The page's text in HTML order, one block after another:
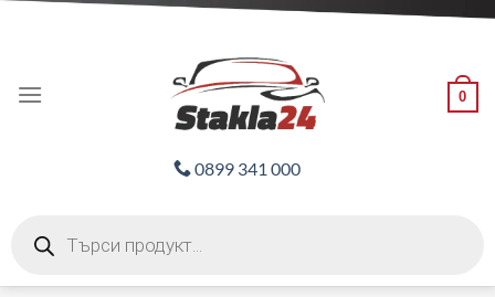
0
0899 341 000
search